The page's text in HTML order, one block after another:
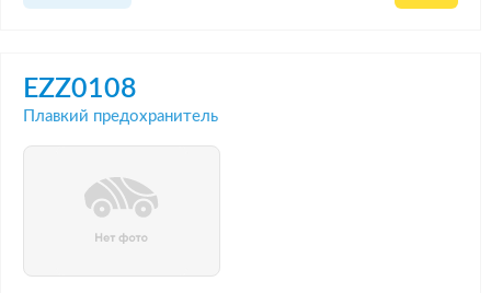
EZZ0108
Плавкий предохранитель